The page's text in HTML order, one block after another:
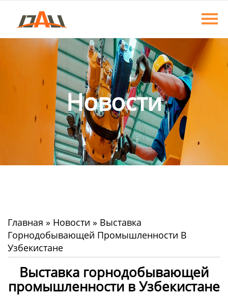
Главная
Продукция
Контакты Новости
Главная » Новости » Выставка
Горнодобывающей Промышленности В
Узбекистане
Выставка горнодобывающей
промышленности в Узбекистане